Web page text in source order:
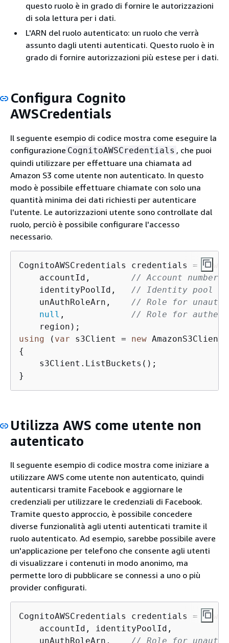
questo ruolo è in grado di fornire le autorizzazioni
di sola lettura per i dati.
L'ARN del ruolo autenticato: un ruolo che verrà
assunto dagli utenti autenticati. Questo ruolo è in
grado di fornire autorizzazioni più estese per i dati.
Configura Cognito
AWSCredentials
Il seguente esempio di codice mostra come eseguire la
configurazione CognitoAWSCredentials , che puoi
quindi utilizzare per effettuare una chiamata ad
Amazon S3 come utente non autenticato. In questo
modo è possibile effettuare chiamate con solo una
quantità minima dei dati richiesti per autenticare
l'utente. Le autorizzazioni utente sono controllate dal
ruolo, perciò è possibile configurare l'accesso
necessario.
CognitoAWSCredentials credentials = new
    accountId,
// Account number
    identityPoolId,
// Identity pool ID
    unAuthRoleArn,
// Role for
null , // Role for
using ( var s3Client = new
{
    s3Client.ListBuckets();
Utilizza AWS come utente non
autenticato
Il seguente esempio di codice mostra come iniziare a
utilizzare AWS come utente non autenticato, quindi
autenticarsi tramite Facebook e aggiornare le
credenziali per utilizzare le credenziali di Facebook.
Tramite questo approccio, è possibile concedere
diverse funzionalità agli utenti autenticati tramite il
ruolo autenticato. Ad esempio, sarebbe possibile avere
un'applicazione per telefono che consente agli utenti
di visualizzare i contenuti in modo anonimo, ma
permette loro di pubblicare se connessi a uno o più
provider configurati.
CognitoAWSCredentials credentials = new
    accountId, identityPoolId,
    unAuthRoleArn,
// Role for